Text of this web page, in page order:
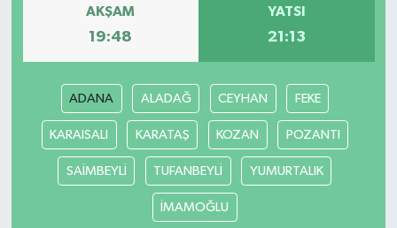
AKŞAM
19:48
YATSI
21:13
ADANA ALADAĞ CEYHAN FEKE
KARAISALI KARATAŞ KOZAN POZANTI
SAİMBEYLİ TUFANBEYLİ YUMURTALIK
İMAMOĞLU
YUNUSEMRE
MANİSA'YI KEŞFET
TÜRKİYE'DE TREND HABERLER
ÖZEL HABER